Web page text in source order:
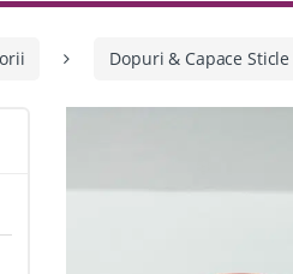
Dopuri & Capace Sticle